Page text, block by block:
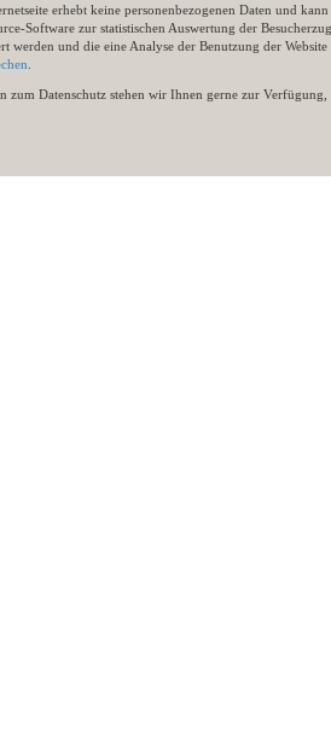
erhebt keine personenbezogenen Daten und
Software zur statistischen Auswertung der
werden und die eine Analyse der Benutzung der
zum Datenschutz stehen wir Ihnen gerne zur